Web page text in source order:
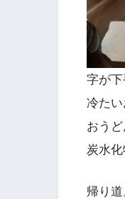
字が
冷たい
おうど
炭水化
帰り道